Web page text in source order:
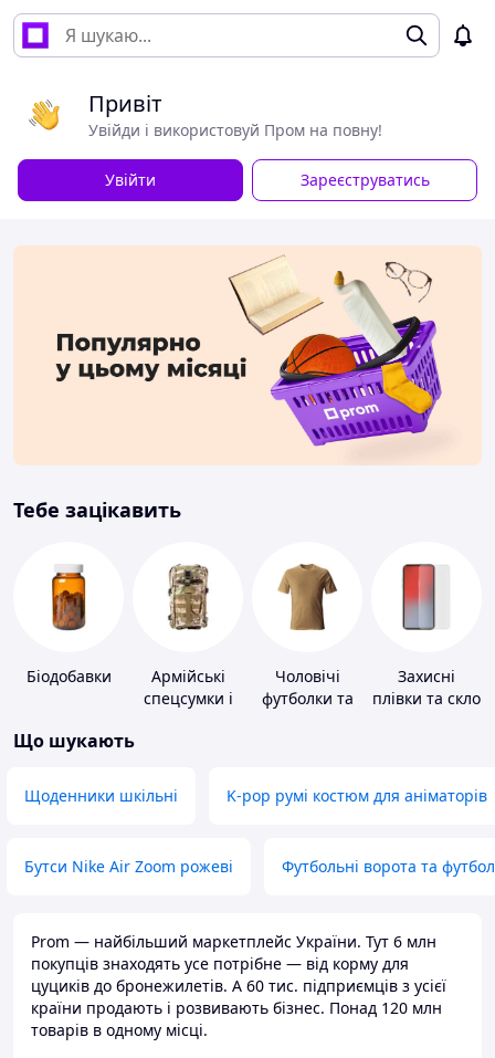
Привіт
Увійди і використовуй Пром на повну!
Увійти Зареєструватись
Тебе зацікавить
Біодобавки
Армійські
спецсумки і
Чоловічі
футболки та
Захисні
плівки та скло
Що шукають
Щоденники шкільні K-pop румі костюм для аніматорів
Бутси Nike Air Zoom рожеві Футбольні ворота та
Prom — найбільший маркетплейс України. Тут 6 млн
покупців знаходять усе потрібне — від корму для
цуциків до бронежилетів. А 60 тис. підприємців з усієї
країни продають і розвивають бізнес. Понад 120 млн
товарів в одному місці.